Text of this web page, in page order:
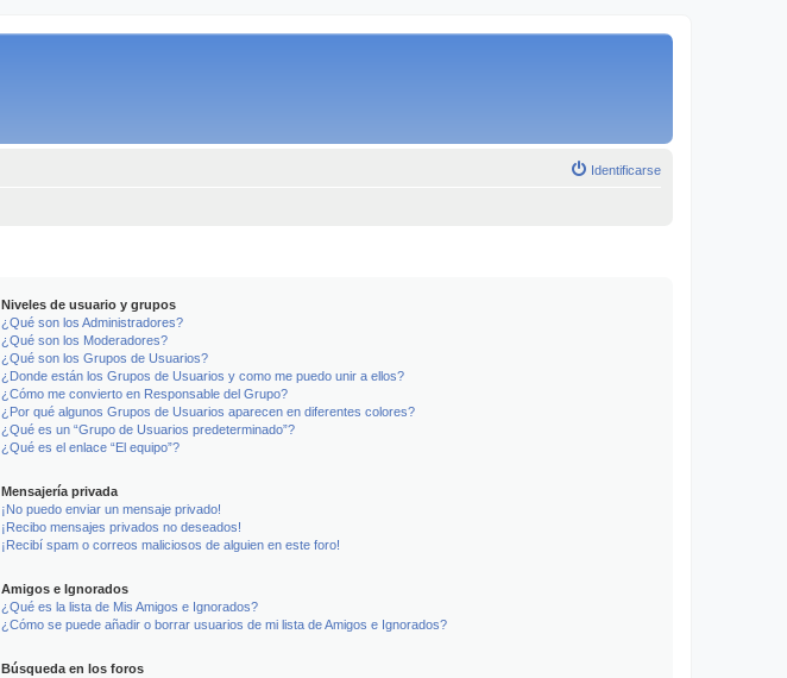
Identificarse
Niveles de usuario y grupos
¿Qué son los Administradores?
¿Qué son los Moderadores?
¿Qué son los Grupos de Usuarios?
¿Donde están los Grupos de Usuarios y como me puedo unir a ellos?
¿Cómo me convierto en Responsable del Grupo?
¿Por qué algunos Grupos de Usuarios aparecen en diferentes colores?
¿Qué es un “Grupo de Usuarios predeterminado”?
¿Qué es el enlace “El equipo”?
Mensajería privada
¡No puedo enviar un mensaje privado!
¡Recibo mensajes privados no deseados!
¡Recibí spam o correos maliciosos de alguien en este foro!
Amigos e Ignorados
¿Qué es la lista de Mis Amigos e Ignorados?
¿Cómo se puede añadir o borrar usuarios de mi lista de Amigos e Ignorados?
Búsqueda en los foros